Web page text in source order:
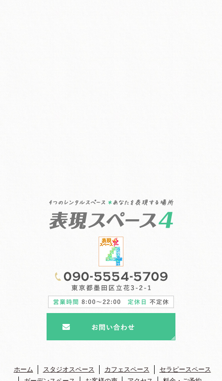
ホーム スタジオスペース カフェスペース
セラピースペース